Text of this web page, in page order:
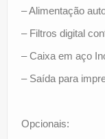
– Alimentação
– Filtros digital
– Caixa em aço
– Saída para
Opcionais: